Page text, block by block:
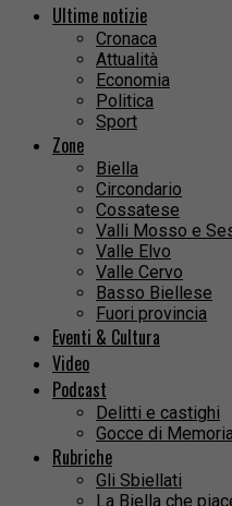
Ultime notizie
Cronaca
Attualità
Economia
Politica
Sport
Zone
Biella
Circondario
Cossatese
Valli Mosso e
Valle Elvo
Valle Cervo
Basso Biellese
Fuori provincia
Eventi & Cultura
Video
Podcast
Delitti e castighi
Gocce di
Rubriche
Gli Sbiellati
La Biella che